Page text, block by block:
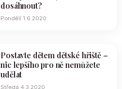
dosáhnout?
Pondělí 1.6.2020
Postavte dětem dětské hřiště –
nic lepšího pro ně nemůžete
udělat
Středa 4.3.2020